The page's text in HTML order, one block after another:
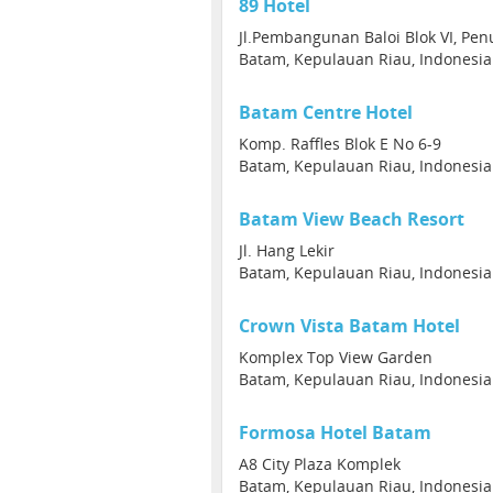
89 Hotel
Jl.Pembangunan Baloi Blok VI,
Batam, Kepulauan Riau, Indonesia
Batam Centre Hotel
Komp. Raffles Blok E No 6-9
Batam, Kepulauan Riau, Indonesia
Batam View Beach Resort
Jl. Hang Lekir
Batam, Kepulauan Riau, Indonesia
Crown Vista Batam Hotel
Komplex Top View Garden
Batam, Kepulauan Riau, Indonesia
Formosa Hotel Batam
A8 City Plaza Komplek
Batam, Kepulauan Riau, Indonesia